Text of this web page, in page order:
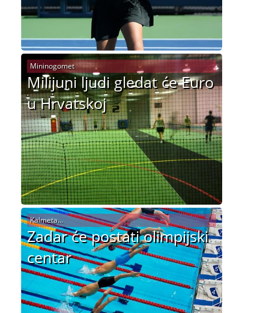
Milijuni ljudi gledat će Euro
u Hrvatskoj
Mininogomet
Zadar će postati olimpijski
centar
Kalmeta...